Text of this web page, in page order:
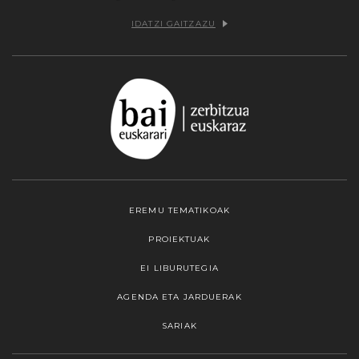
IDATZI GAITZAZU
EREMU TEMATIKOAK
PROIEKTUAK
EI LIBURUTEGIA
AGENDA ETA JARDUERAK
SARIAK